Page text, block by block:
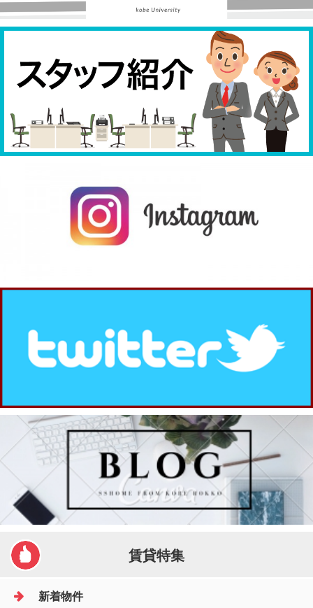
賃貸特集
新着物件